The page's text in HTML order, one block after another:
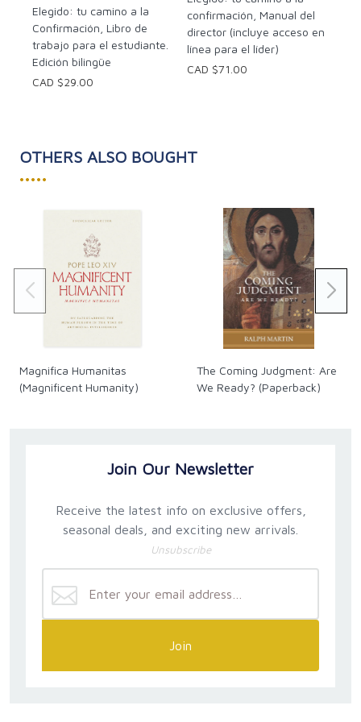
ahora con nuevas animaciones y gráficos para ayudar
a mantener la atención de los adolescentes. Elegido:
tu camino a la Confirmación es un programa de 24
lecciones que proporciona todo lo que necesitas para
preparar a tus alumnos, tanto intelectual
Elegido: tu camino a la
Confirmación, Libro de
trabajo para el estudiante.
Edición bilingüe
CAD $29.00
confirmación, Manual del
director (incluye acceso en
línea para el líder)
CAD $71.00
OTHERS ALSO BOUGHT
•••••
Magnifica Humanitas
(Magnificent Humanity)
The Coming Judgment: Are
We Ready? (Paperback)
Join Our Newsletter
Receive the latest info on exclusive offers,
seasonal deals, and exciting new arrivals.
Unsubscribe
Join